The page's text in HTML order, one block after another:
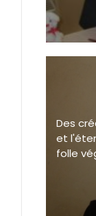
Des
et
folle